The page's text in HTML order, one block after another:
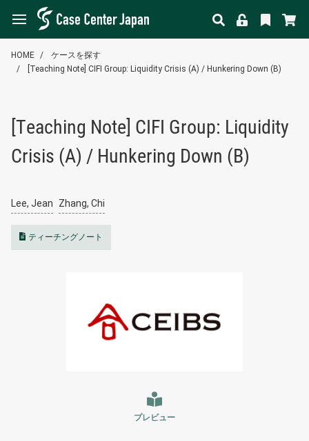
HOME
ケースを探す
[Teaching Note] CIFI Group: Liquidity Crisis (A) / Hunkering Down (B)
[Teaching Note] CIFI Group: Liquidity
Crisis (A) / Hunkering Down (B)
Lee, Jean Zhang, Chi
ティーチングノート
プレビュー